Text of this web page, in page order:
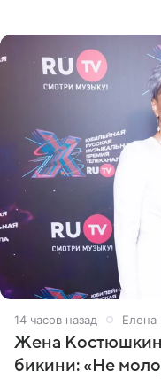
14 часов назад
Жена
бикини: «Не